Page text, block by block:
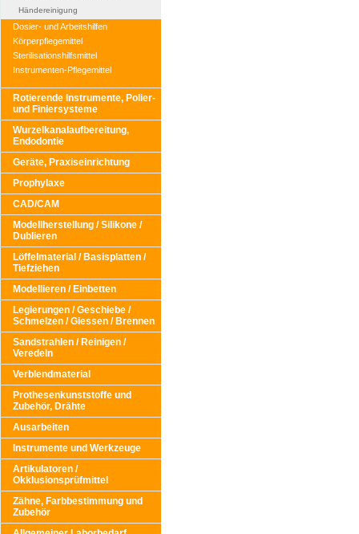
Händereinigung
Dosier- und Arbeitshilfen
Körperpflegemittel
Sterilisationshilfsmittel
Instrumenten-Pflegemittel
Rotierende Instrumente, Polier-
und Finiersysteme
Wurzelkanalaufbereitung,
Endodontie
Geräte, Praxiseinrichtung
Prophylaxe
CAD/CAM
Modellherstellung / Silikone /
Dublieren
Löffelmaterial / Basisplatten /
Tiefziehen
Modellieren / Einbetten
Legierungen / Geschiebe /
Schmelzen / Giessen / Brennen
Sandstrahlen / Reinigen /
Veredeln
Verblendmaterial
Prothesenkunststoffe und
Zubehör, Drähte
Ausarbeiten
Instrumente und Werkzeuge
Artikulatoren /
Okklusionsprüfmittel
Zähne, Farbbestimmung und
Zubehör